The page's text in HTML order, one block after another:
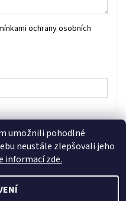
ochrany osobních
| Instagram Bílé Slůně
umožnili pohodlné
neustále zlepšovali jeho
informací zde.